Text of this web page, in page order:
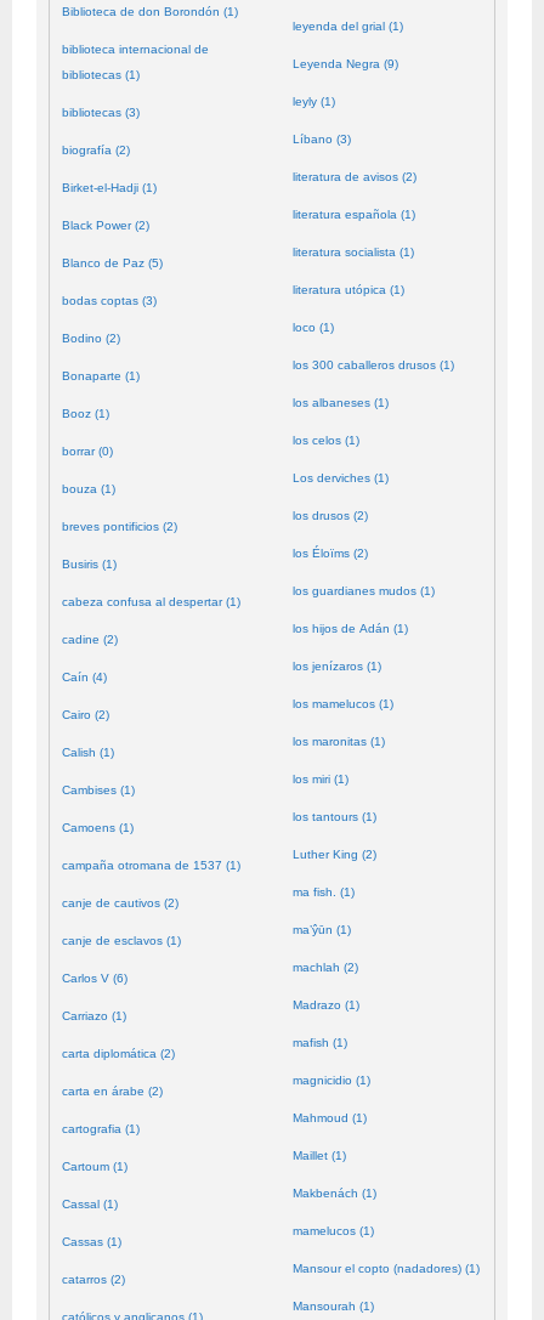
Biblioteca de don Borondón (1)
biblioteca internacional de
bibliotecas (1)
bibliotecas (3)
biografía (2)
Birket-el-Hadji (1)
Black Power (2)
Blanco de Paz (5)
bodas coptas (3)
Bodino (2)
Bonaparte (1)
Booz (1)
borrar (0)
bouza (1)
breves pontificios (2)
Busiris (1)
cabeza confusa al despertar (1)
cadine (2)
Caín (4)
Cairo (2)
Calish (1)
Cambises (1)
Camoens (1)
campaña otromana de 1537 (1)
canje de cautivos (2)
canje de esclavos (1)
Carlos V (6)
Carriazo (1)
carta diplomática (2)
carta en árabe (2)
cartografia (1)
Cartoum (1)
Cassal (1)
Cassas (1)
catarros (2)
católicos y anglicanos (1)
leyenda del grial (1)
Leyenda Negra (9)
leyly (1)
Líbano (3)
literatura de avisos (2)
literatura española (1)
literatura socialista (1)
literatura utópica (1)
loco (1)
los 300 caballeros drusos (1)
los albaneses (1)
los celos (1)
Los derviches (1)
los drusos (2)
los Éloïms (2)
los guardianes mudos (1)
los hijos de Adán (1)
los jenízaros (1)
los mamelucos (1)
los maronitas (1)
los miri (1)
los tantours (1)
Luther King (2)
ma fish. (1)
ma’ŷūn (1)
machlah (2)
Madrazo (1)
mafish (1)
magnicidio (1)
Mahmoud (1)
Maillet (1)
Makbenách (1)
mamelucos (1)
Mansour el copto (nadadores) (1)
Mansourah (1)